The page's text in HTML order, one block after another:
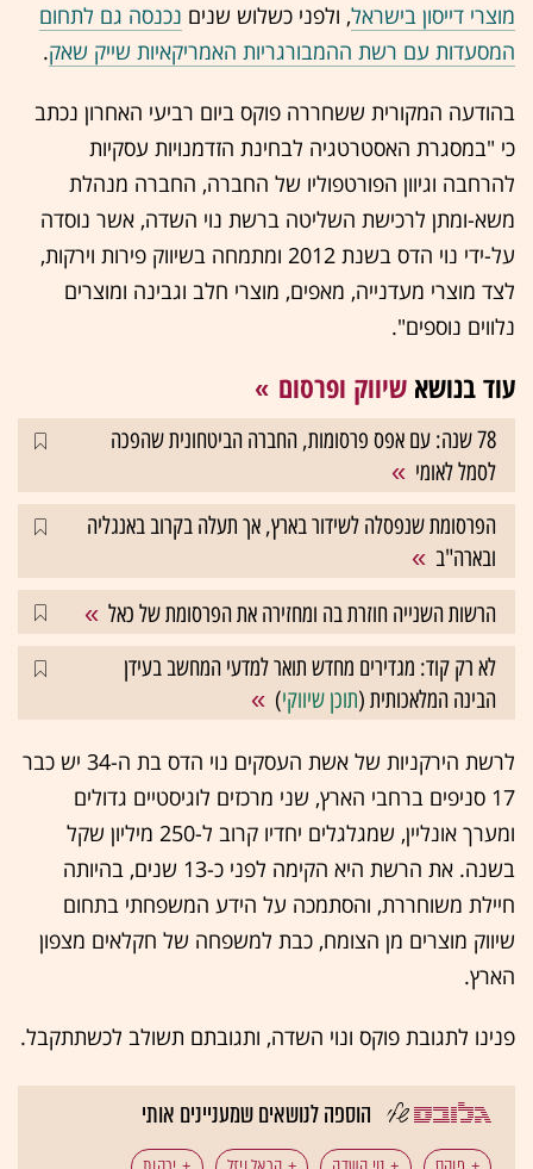
מוצרי דייסון בישראל, ולפני כשלוש שנים נכנסה גם לתחום
המסעדות עם רשת ההמבורגריות האמריקאיות שייק שאק.
בהודעה המקורית ששחררה פוקס ביום רביעי האחרון נכתב
כי "במסגרת האסטרטגיה לבחינת הזדמנויות עסקיות
להרחבה וגיוון הפורטפוליו של החברה, החברה מנהלת
משא-ומתן לרכישת השליטה ברשת נוי השדה, אשר נוסדה
על-ידי נוי הדס בשנת 2012 ומתמחה בשיווק פירות וירקות,
לצד מוצרי מעדנייה, מאפים, מוצרי חלב וגבינה ומוצרים
נלווים נוספים".
עוד בנושא שיווק ופרסום
78 שנה: עם אפס פרסומות, החברה הביטחונית שהפכה
לסמל לאומי
הפרסומת שנפסלה לשידור בארץ, אך תעלה בקרוב באנגליה
ובארה"ב
הרשות השנייה חוזרת בה ומחזירה את הפרסומת של כאל
לא רק קוד: מגדירים מחדש תואר למדעי המחשב בעידן
הבינה המלאכותית (תוכן שיווקי)
לרשת הירקניות של אשת העסקים נוי הדס בת ה-34 יש כבר
17 סניפים ברחבי הארץ, שני מרכזים לוגיסטיים גדולים
ומערך אונליין, שמגלגלים יחדיו קרוב ל-250 מיליון שקל
בשנה. את הרשת היא הקימה לפני כ-13 שנים, בהיותה
חיילת משוחררת, והסתמכה על הידע המשפחתי בתחום
שיווק מוצרים מן הצומח, כבת למשפחה של חקלאים מצפון
הארץ.
פנינו לתגובת פוקס ונוי השדה, ותגובתם תשולב לכשתתקבל.
הוספה לנושאים שמעניינים אותי